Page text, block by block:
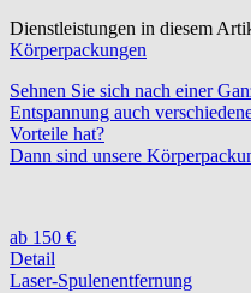
Dienstleistungen in diesem
Körperpackungen
Sehnen Sie sich nach einer
Entspannung auch
Vorteile hat?
Dann sind unsere
ab 150 €
Detail
Laser-Spulenentfernung